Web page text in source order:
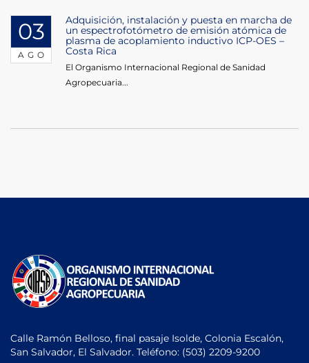
03
AGO
Adquisición, instalación y puesta en marcha de
un espectrofotómetro de emisión atómica de
plasma de acoplamiento inductivo ICP-OES –
Costa Rica
El Organismo Internacional Regional de Sanidad
Agropecuaria...
Calle Ramón Belloso, final pasaje Isolde, Colonia Escalón,
San Salvador, El Salvador. Teléfono: (503) 2209-9200